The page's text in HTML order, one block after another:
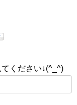
ください↓(^_^)